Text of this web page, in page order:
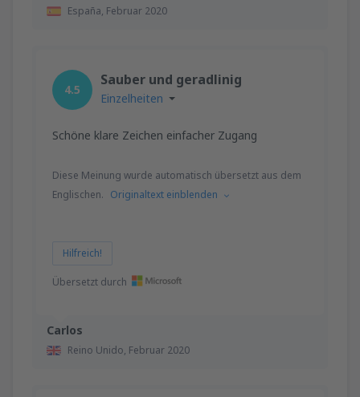
España, Februar 2020
Carlos
Reino Unido, Februar 2020
4.5
Sauber und geradlinig
Einzelheiten
Schöne klare Zeichen einfacher Zugang
Diese Meinung wurde automatisch übersetzt aus dem
Englischen. Originaltext einblenden
Hilfreich!
Übersetzt durch